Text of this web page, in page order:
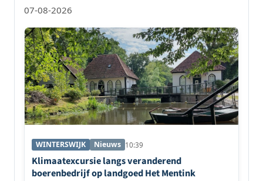
07-08-2026
WINTERSWIJK Nieuws 10:39
Klimaatexcursie langs veranderend
boerenbedrijf op landgoed Het Mentink